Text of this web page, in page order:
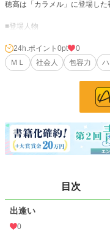
穂高は「カラメル」に登場した
■登場人物
◇穂高 恭介（ほだか きょう
・28歳。秀一郎とは高校から
している。
◇渡部 雅史（わたべ まさし
・42歳。秀一郎の会社の上司
えるが腹黒い時も……？
◇筧 秀一郎（かけい しゅう
・28歳。綺麗な顔立ちをして
◇乍 悠馬（ながら ゆうま）
・22歳。大学生。目つきの悪
◇渡部 久遠（わたべ くおん)
24h.ポイント 0pt
0
ＭＬ
社会人 包容力
目次
出逢い
0